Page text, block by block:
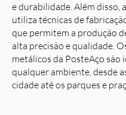
e durabilidade. Além disso,
utiliza técnicas de
que permitem a produção
alta precisão e qualidade.
metálicos da PosteAço são
qualquer ambiente, desde
cidade até os parques e